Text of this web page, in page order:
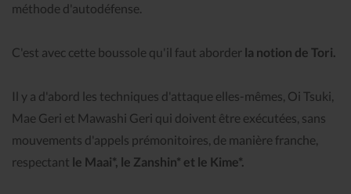
méthode d'autodéfense.
C'est avec cette boussole qu'il faut aborder la notion de Tori.
Il y a d'abord les techniques d'attaque elles-mêmes, Oi Tsuki,
Mae Geri et Mawashi Geri qui doivent être exécutées, sans
mouvements d'appels prémonitoires, de manière franche,
respectant le Maai*, le Zanshin* et le Kime*.